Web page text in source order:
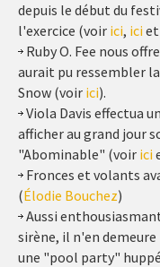
depuis le début du
l'exercice (voir ici, ici et
Ruby O. Fee nous
aurait pu ressembler
Snow (voir ici).
Viola Davis effectua
afficher au grand jour
"Abominable" (voir ici
Fronces et volants
(Élodie Bouchez)
Aussi
sirène, il n'en
une "pool party"